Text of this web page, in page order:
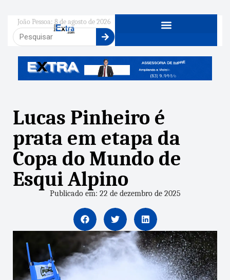
João Pessoa: 8 de agosto de 2026
Lucas Pinheiro é
prata em etapa da
Copa do Mundo de
Esqui Alpino
Publicado em: 22 de dezembro de 2025